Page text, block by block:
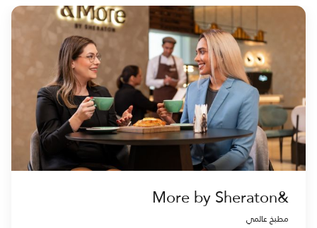
&More by Sheraton
مطبخ عالمي